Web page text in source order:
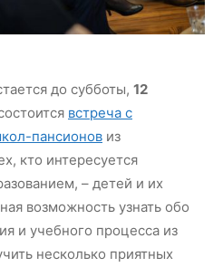
до субботы, 12
встреча с
пансионов из
кто интересуется
– детей и их
возможность узнать обо
и учебного процесса из
несколько приятных